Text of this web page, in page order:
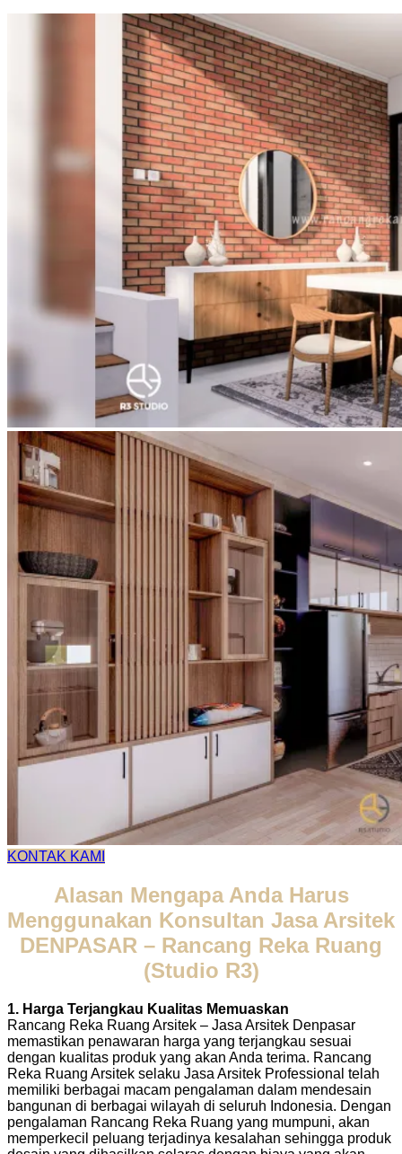
KONTAK KAMI
​Alasan Mengapa Anda Harus
Menggunakan Konsultan Jasa Arsitek
DENPASAR – Rancang Reka Ruang
(Studio R3)
1. Harga Terjangkau Kualitas Memuaskan
Rancang Reka Ruang Arsitek – Jasa Arsitek Denpasar
memastikan penawaran harga yang terjangkau sesuai
dengan kualitas produk yang akan Anda terima. Rancang
Reka Ruang Arsitek selaku Jasa Arsitek Professional telah
memiliki berbagai macam pengalaman dalam mendesain
bangunan di berbagai wilayah di seluruh Indonesia. Dengan
pengalaman Rancang Reka Ruang yang mumpuni, akan
memperkecil peluang terjadinya kesalahan sehingga produk